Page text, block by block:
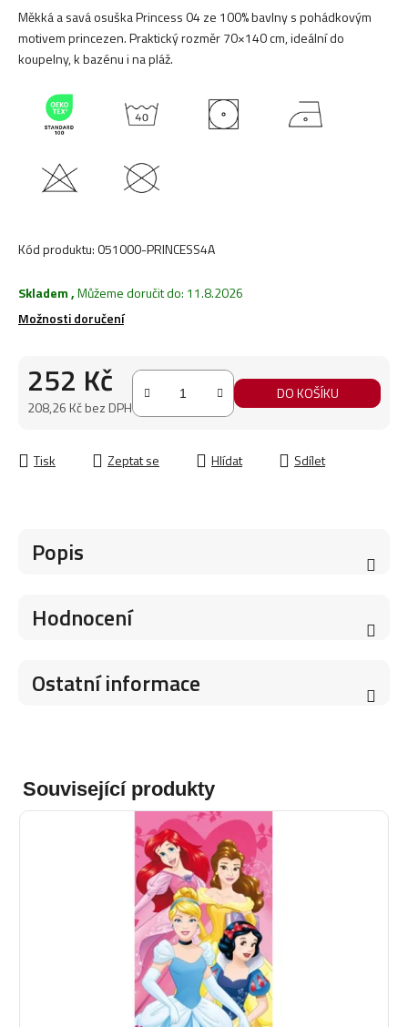
Měkká a savá osuška Princess 04 ze 100% bavlny s pohádkovým
motivem princezen. Praktický rozměr 70×140 cm, ideální do
koupelny, k bazénu i na pláž.
Kód produktu:051000-PRINCESS4A
Skladem,Můžeme doručit do: 11.8.2026
Možnosti doručení
252 Kč
208,26 Kč bez DPH
DO KOŠÍKU
Tisk Zeptat se Hlídat Sdílet
Popis
Hodnocení
Ostatní informace
Související produkty